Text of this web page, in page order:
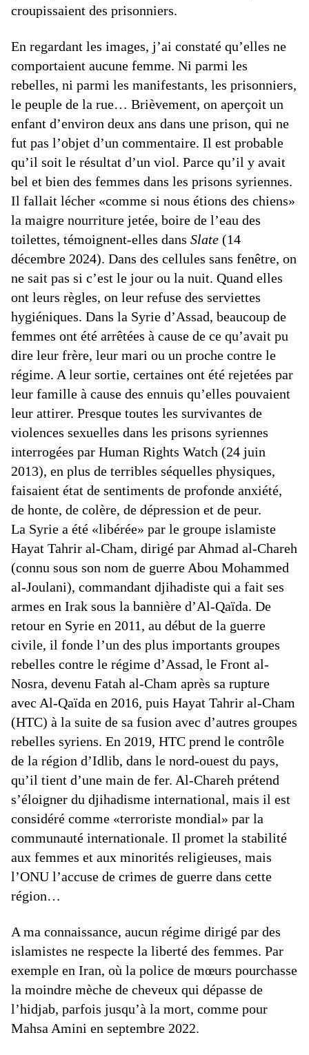
croupissaient des prisonniers.
En regardant les images, j’ai constaté qu’elles ne
comportaient aucune femme. Ni parmi les
rebelles, ni parmi les manifestants, les prisonniers,
le peuple de la rue… Brièvement, on aperçoit un
enfant d’environ deux ans dans une prison, qui ne
fut pas l’objet d’un commentaire. Il est probable
qu’il soit le résultat d’un viol. Parce qu’il y avait
bel et bien des femmes dans les prisons syriennes.
Il fallait lécher «comme si nous étions des chiens»
la maigre nourriture jetée, boire de l’eau des
toilettes, témoignent-elles dans Slate (14
décembre 2024). Dans des cellules sans fenêtre, on
ne sait pas si c’est le jour ou la nuit. Quand elles
ont leurs règles, on leur refuse des serviettes
hygiéniques. Dans la Syrie d’Assad, beaucoup de
femmes ont été arrêtées à cause de ce qu’avait pu
dire leur frère, leur mari ou un proche contre le
régime. A leur sortie, certaines ont été rejetées par
leur famille à cause des ennuis qu’elles pouvaient
leur attirer. Presque toutes les survivantes de
violences sexuelles dans les prisons syriennes
interrogées par Human Rights Watch (24 juin
2013), en plus de terribles séquelles physiques,
faisaient état de sentiments de profonde anxiété,
de honte, de colère, de dépression et de peur.
La Syrie a été «libérée» par le groupe islamiste
Hayat Tahrir al-Cham, dirigé par Ahmad al-Chareh
(connu sous son nom de guerre Abou Mohammed
al-Joulani), commandant djihadiste qui a fait ses
armes en Irak sous la bannière d’Al-Qaïda. De
retour en Syrie en 2011, au début de la guerre
civile, il fonde l’un des plus importants groupes
rebelles contre le régime d’Assad, le Front al-
Nosra, devenu Fatah al-Cham après sa rupture
avec Al-Qaïda en 2016, puis Hayat Tahrir al-Cham
(HTC) à la suite de sa fusion avec d’autres groupes
rebelles syriens. En 2019, HTC prend le contrôle
de la région d’Idlib, dans le nord-ouest du pays,
qu’il tient d’une main de fer. Al-Chareh prétend
s’éloigner du djihadisme international, mais il est
considéré comme «terroriste mondial» par la
communauté internationale. Il promet la stabilité
aux femmes et aux minorités religieuses, mais
l’ONU l’accuse de crimes de guerre dans cette
région…
A ma connaissance, aucun régime dirigé par des
islamistes ne respecte la liberté des femmes. Par
exemple en Iran, où la police de mœurs pourchasse
la moindre mèche de cheveux qui dépasse de
l’hidjab, parfois jusqu’à la mort, comme pour
Mahsa Amini en septembre 2022.